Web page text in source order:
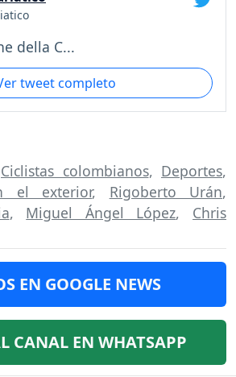
della C...
tweet completo
Ciclistas colombianos, Deportes,
el exterior, Rigoberto Urán,
, Miguel Ángel López, Chris
EN GOOGLE NEWS
CANAL EN WHATSAPP